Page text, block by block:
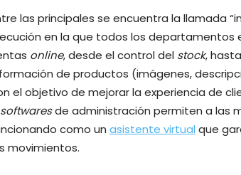
las principales se encuentra la llamada
en la que todos los departamentos
online, desde el control del stock,
de productos (imágenes,
el objetivo de mejorar la experiencia de
softwaresde administración permiten a las
como un asistente virtual que
movimientos.